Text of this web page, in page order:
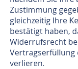
Zustimmung
gleichzeitig Ihre
bestätigt haben,
Widerrufsrecht
Vertragserfüllung
verlieren.